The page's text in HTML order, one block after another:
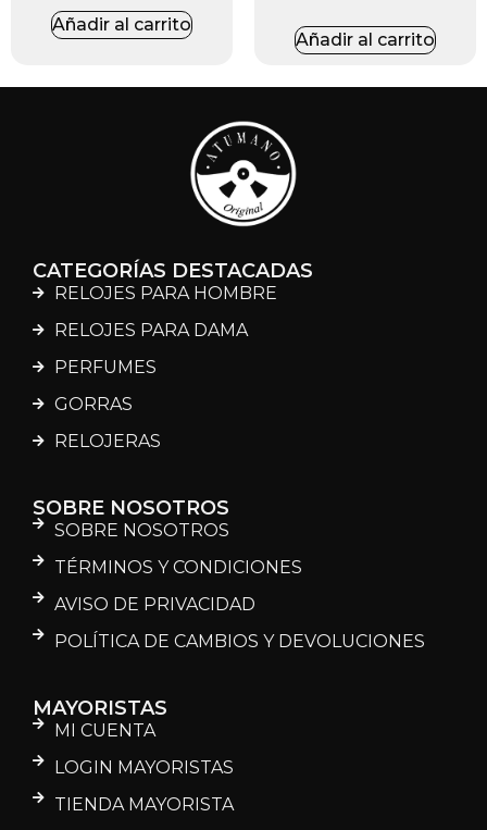
Añadir al carrito
Añadir al carrito
CATEGORÍAS DESTACADAS
RELOJES PARA HOMBRE
RELOJES PARA DAMA
PERFUMES
GORRAS
RELOJERAS
SOBRE NOSOTROS
SOBRE NOSOTROS
TÉRMINOS Y CONDICIONES
AVISO DE PRIVACIDAD
POLÍTICA DE CAMBIOS Y DEVOLUCIONES
MAYORISTAS
MI CUENTA
LOGIN MAYORISTAS
TIENDA MAYORISTA